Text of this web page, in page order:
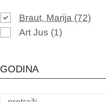
Braut, Marija (72)
Art Jus (1)
GODINA